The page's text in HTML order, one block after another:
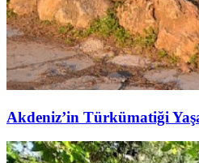
Akdeniz’in Türkümatiği